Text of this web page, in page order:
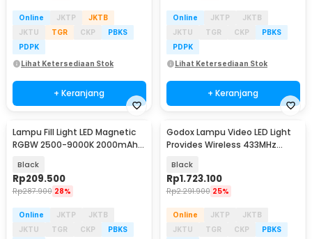
Online JKTP
JKTB
JKTU
TGR CKP
PBKS
PDPK
Lihat Ketersediaan Stok
+ Keranjang
Online JKTP
JKTB
JKTU
TGR CKP
PBKS
PDPK
Lihat Ketersediaan Stok
+ Keranjang
Lampu Fill Light LED Magnetic
RGBW 2500-9000K 2000mAh
Black
Rp209.500
Rp287.900 28%
Online JKTP
JKTB
JKTU
TGR CKP
PBKS
Godox Lampu Video LED Light
Provides Wireless 433MHz
Black
Rp1.723.100
Rp2.291.900 25%
Online JKTP
JKTB
JKTU
TGR CKP
PBKS